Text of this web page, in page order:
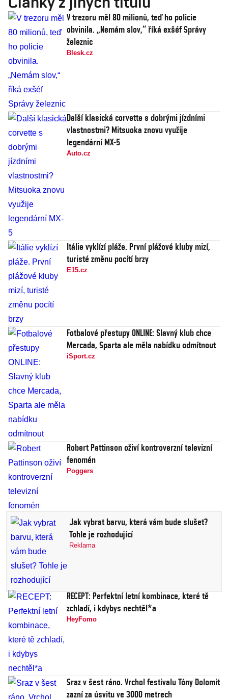
V trezoru měl 80 milionů, teď ho policie
obvinila. „Nemám slov,“ říká exšéf Správy
železnic
Blesk.cz
Další klasická corvette s dobrými jízdními
vlastnostmi? Mitsuoka znovu využije
legendární MX-5
Auto.cz
Itálie vyklízí pláže. První plážové kluby mizí,
turisté změnu pocítí brzy
E15.cz
Fotbalové přestupy ONLINE: Slavný klub chce
Mercada, Sparta ale měla nabídku odmítnout
iSport.cz
Robert Pattinson oživí kontroverzní televizní
fenomén
Poggers
Jak vybrat barvu, která vám bude slušet?
Tohle je rozhodující
Reklama
RECEPT: Perfektní letní kombinace, které tě
zchladí, i kdybys nechtěl*a
HeyFomo
Sraz v šest ráno. Vrchol festivalu Tóny Dolomit
zazní za úsvitu ve 3000 metrech